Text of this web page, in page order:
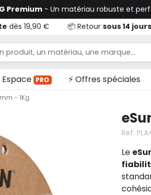
Premium - Un matériau robuste et
dès 19,90 € 📦 Retour sous 14 jours
Espace PRO ⚡ Offres spéciales
- 1Kg
Ref.
Le